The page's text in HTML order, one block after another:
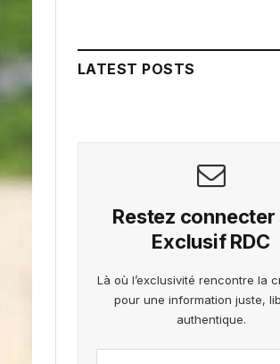
LATEST POSTS
Restez connecter
Exclusif RDC
Là où l’exclusivité rencontre la
pour une information juste,
authentique.